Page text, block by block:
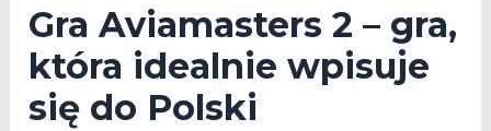
Gra Aviamasters 2 – gra,
która idealnie wpisuje
się do Polski